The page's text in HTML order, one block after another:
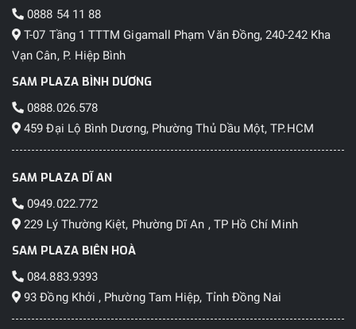
0888 54 11 88
T-07 Tầng 1 TTTM Gigamall Phạm Văn Đồng, 240-242 Kha
Vạn Cân, P. Hiệp Bình
SAM PLAZA BÌNH DƯƠNG
0888.026.578
459 Đại Lộ Bình Dương, Phường Thủ Dầu Một, TP.HCM
SAM PLAZA DĨ AN
0949.022.772
229 Lý Thường Kiệt, Phường Dĩ An , TP Hồ Chí Minh
SAM PLAZA BIÊN HOÀ
084.883.9393
93 Đồng Khởi , Phường Tam Hiệp, Tỉnh Đồng Nai